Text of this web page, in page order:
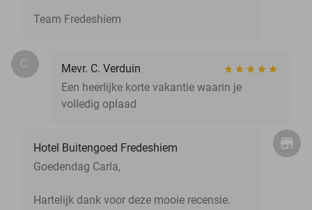
Team Fredeshiem
C.
Mevr. C. Verduin
Een heerlijke korte vakantie waarin je
volledig oplaad
Hotel Buitengoed Fredeshiem
Goedendag Carla,
Hartelijk dank voor deze mooie recensie.